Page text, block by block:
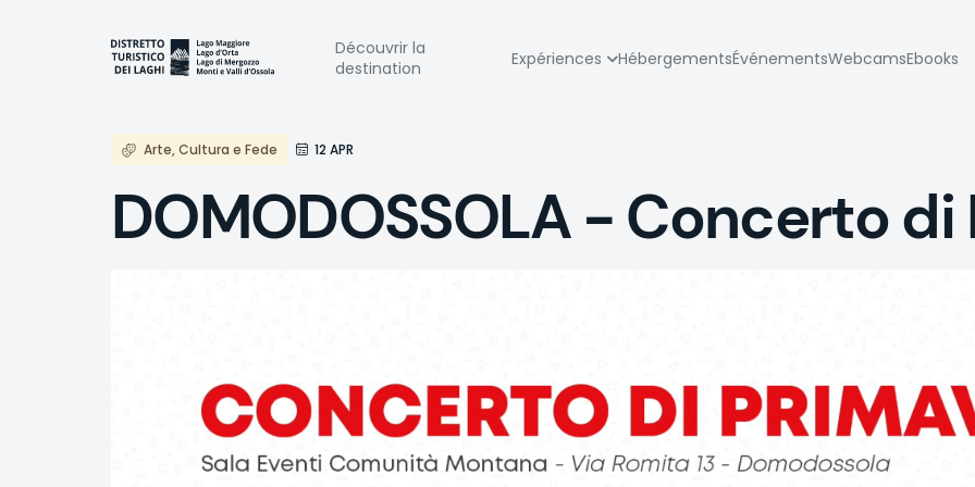
Navigazione
principale
Découvrir la
destination
Expériences HébergementsÉvénementsWebcamsEbooks
Arte, Cultura e Fede 12 APR
DOMODOSSOLA - Concerto